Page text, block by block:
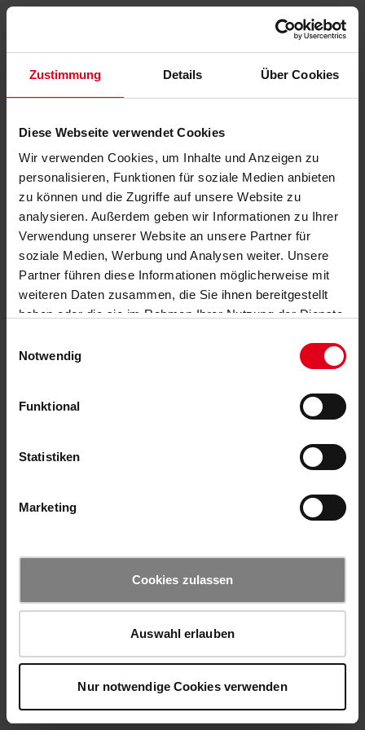
Zustimmung Details Über Cookies
Diese Webseite verwendet Cookies
Wir verwenden Cookies, um Inhalte und Anzeigen zu
personalisieren, Funktionen für soziale Medien anbieten
zu können und die Zugriffe auf unsere Website zu
analysieren. Außerdem geben wir Informationen zu Ihrer
Verwendung unserer Website an unsere Partner für
soziale Medien, Werbung und Analysen weiter. Unsere
Partner führen diese Informationen möglicherweise mit
weiteren Daten zusammen, die Sie ihnen bereitgestellt
haben oder die sie im Rahmen Ihrer Nutzung der Dienste
Notwendig
Funktional
Statistiken
Marketing
Cookies zulassen
Auswahl erlauben
Nur notwendige Cookies verwenden